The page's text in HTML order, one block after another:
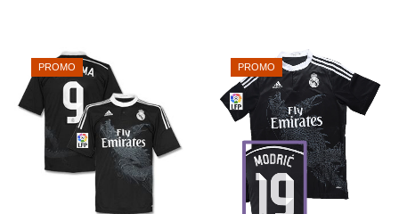
69€.
était :
69€.
est :
49€.
PROMO PROMO